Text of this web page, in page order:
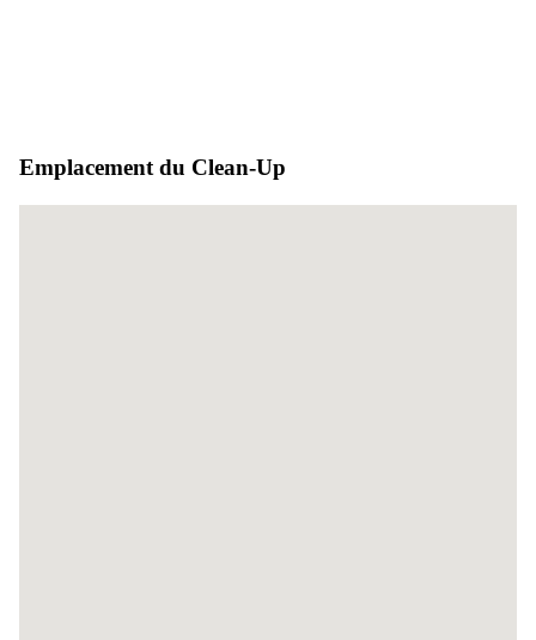
Emplacement du Clean-Up